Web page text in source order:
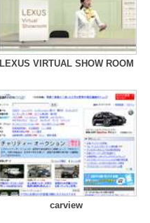
LEXUS VIRTUAL SHOW ROOM
carview